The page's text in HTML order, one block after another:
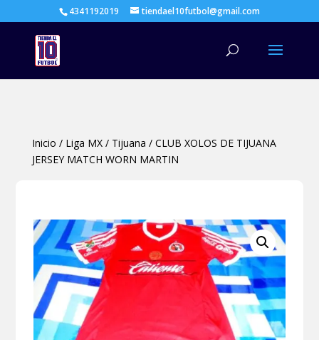
4341192019 tiendael10futbol@gmail.com
Inicio / Liga MX/ Tijuana / CLUB XOLOS DE TIJUANA
JERSEY MATCH WORN MARTIN